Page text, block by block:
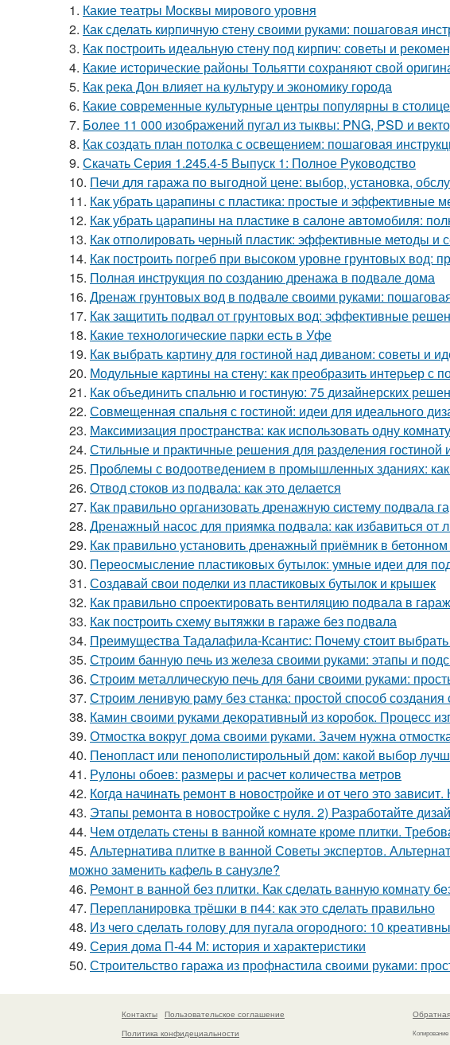
1. Какие театры Москвы мирового уровня
2. Как сделать кирпичную стену своими руками: пошаговая
3. Как построить идеальную стену под кирпич: советы и
4. Какие исторические районы Тольятти сохраняют свой
5. Как река Дон влияет на культуру и экономику города
6. Какие современные культурные центры популярны в столице
7. Более 11 000 изображений пугал из тыквы: PNG, PSD и
8. Как создать план потолка с освещением: пошаговая
9. Скачать Серия 1.245.4-5 Выпуск 1: Полное Руководство
10. Печи для гаража по выгодной цене: выбор, установка,
11. Как убрать царапины с пластика: простые и эффективные
12. Как убрать царапины на пластике в салоне автомобиля:
13. Как отполировать черный пластик: эффективные методы и
14. Как построить погреб при высоком уровне грунтовых вод:
15. Полная инструкция по созданию дренажа в подвале дома
16. Дренаж грунтовых вод в подвале своими руками:
17. Как защитить подвал от грунтовых вод: эффективные
18. Какие технологические парки есть в Уфе
19. Как выбрать картину для гостиной над диваном: советы и
20. Модульные картины на стену: как преобразить интерьер с
21. Как объединить спальню и гостиную: 75 дизайнерских
22. Совмещенная спальня с гостиной: идеи для идеального
23. Максимизация пространства: как использовать одну
24. Стильные и практичные решения для разделения гостиной
25. Проблемы с водоотведением в промышленных зданиях:
26. Отвод стоков из подвала: как это делается
27. Как правильно организовать дренажную систему подвала
28. Дренажный насос для приямка подвала: как избавиться от
29. Как правильно установить дренажный приёмник в
30. Переосмысление пластиковых бутылок: умные идеи для
31. Создавай свои поделки из пластиковых бутылок и крышек
32. Как правильно спроектировать вентиляцию подвала в
33. Как построить схему вытяжки в гараже без подвала
34. Преимущества Тадалафила-Ксантис: Почему стоит выбрать
35. Строим банную печь из железа своими руками: этапы и
36. Строим металлическую печь для бани своими руками:
37. Строим ленивую раму без станка: простой способ
38. Камин своими руками декоративный из коробок. Процесс
39. Отмостка вокруг дома своими руками. Зачем нужна
40. Пенопласт или пенополистирольный дом: какой выбор
41. Рулоны обоев: размеры и расчет количества метров
42. Когда начинать ремонт в новостройке и от чего это
43. Этапы ремонта в новостройке с нуля. 2) Разработайте
44. Чем отделать стены в ванной комнате кроме плитки.
45. Альтернатива плитке в ванной Советы экспертов.
можно заменить кафель в санузле?
46. Ремонт в ванной без плитки. Как сделать ванную комнату
47. Перепланировка трёшки в п44: как это сделать правильно
48. Из чего сделать голову для пугала огородного: 10
49. Серия дома П-44 М: история и характеристики
50. Строительство гаража из профнастила своими руками:
Контакты
Пользовательское соглашение
Политика конфидециальности